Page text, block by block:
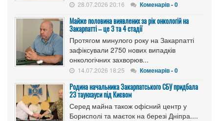
28.07.2026 20:16 Коменарів - 0
Майже половина виявлених за рік онкологій на
Закарпатті – це 3 та 4 стадії
Протягом минулого року на Закарпатті
зафіксували 2750 нових випадків
онкологічних захворюв...
14.07.2026 18:25 Коменарів - 0
Родина начальника Закарпатського СБУ придбала
23 таунхауси під Києвом
Серед майна також офісний центр у
Борисполі та маєток на березі Дніпра....